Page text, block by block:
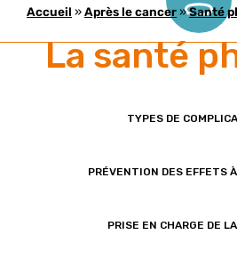
Accueil »Après le cancer»Santé
La santé
TYPES DE
PRÉVENTION DES EFFETS
PRISE EN CHARGE DE